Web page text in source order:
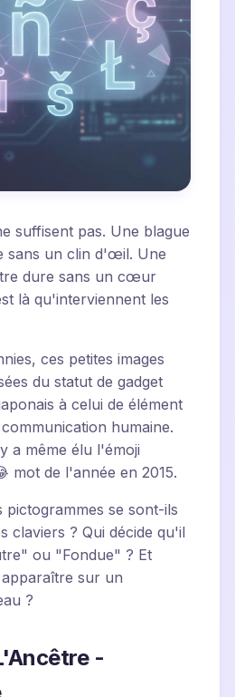
suffisent pas. Une blague
sans un clin d'œil. Une
dure sans un cœur
là qu'interviennent les
ces petites images
du statut de gadget
à celui de élément
humaine.
a même élu l'émoji
mot de l'année en 2015.
pictogrammes se sont-ils
claviers ? Qui décide qu'il
ou "Fondue" ? Et
sur un
?
-